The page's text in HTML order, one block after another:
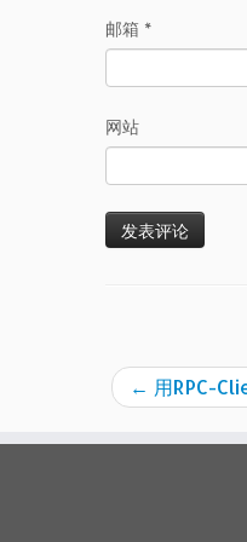
邮箱 *
网站
← 用RPC-